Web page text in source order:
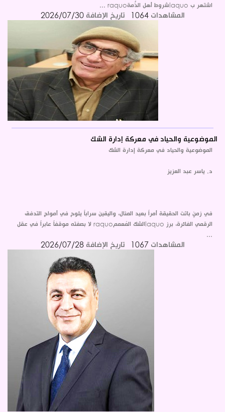
اشتهر ب laquoشروط أهل الذِّمةraquo ...
المشاهدات 1064 تاريخ الإضافة 2026/07/30
الموضوعية والحياد في معركة إدارة الشك
الموضوعية والحياد في معركة إدارة الشك
د. ياسر عبد العزيز
في زمنٍ باتت الحقيقة أمراً بعيد المنال، واليقين سراباً يلوح في أمواج التدفق
الرقمي الفائرة، برز laquoالشك المُعممraquo لا بصفته موقفاً عابراً في عقل
...
المشاهدات 1067 تاريخ الإضافة 2026/07/28